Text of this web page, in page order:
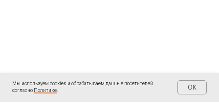
Мы используем cookies и обрабатываем данные посетителей
согласно Политике. OK